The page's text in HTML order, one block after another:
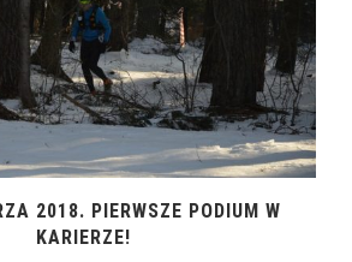
2018. PIERWSZE PODIUM W
KARIERZE!